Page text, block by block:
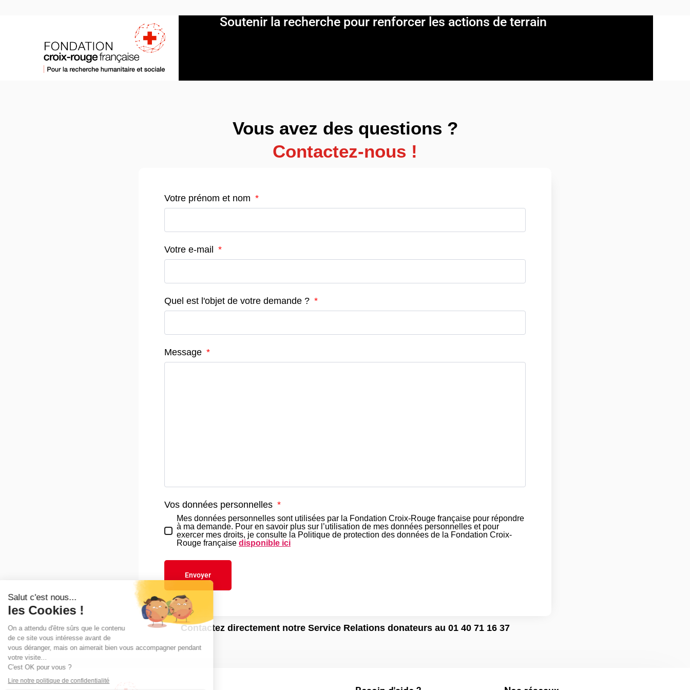
Soutenir la recherche pour renforcer les actions de terrain
Vous avez des questions ?
Contactez-nous !
Votre prénom et nom
Votre e-mail
Quel est l'objet de votre demande ?
Message
Vos données personnelles
Mes données personnelles sont utilisées par la Fondation Croix-Rouge française pour répondre
à ma demande. Pour en savoir plus sur l’utilisation de mes données personnelles et pour
exercer mes droits, je consulte la Politique de protection des données de la Fondation Croix-
Rouge française disponible ici
Envoyer
Contactez directement notre Service Relations donateurs au 01 40 71 16 37